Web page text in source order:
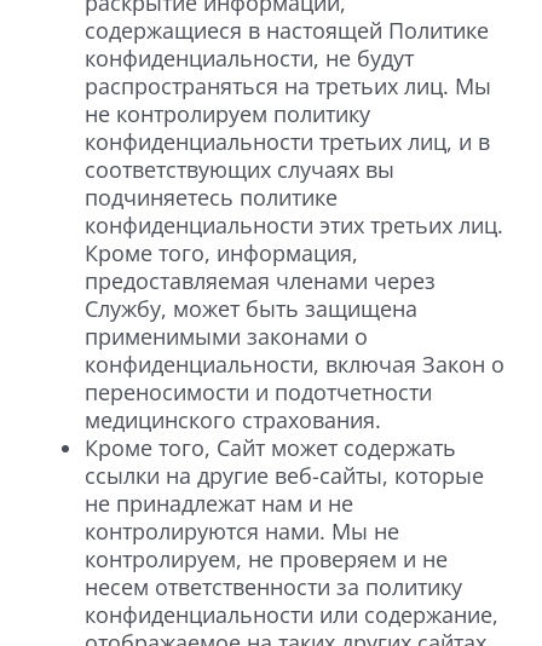
содержащиеся в настоящей Политике
конфиденциальности, не будут
распространяться на третьих лиц. Мы
не контролируем политику
конфиденциальности третьих лиц, и в
соответствующих случаях вы
подчиняетесь политике
конфиденциальности этих третьих лиц.
Кроме того, информация,
предоставляемая членами через
Службу, может быть защищена
применимыми законами о
конфиденциальности, включая Закон о
переносимости и подотчетности
медицинского страхования.
Кроме того, Сайт может содержать
ссылки на другие веб-сайты, которые
не принадлежат нам и не
контролируются нами. Мы не
контролируем, не проверяем и не
несем ответственности за политику
конфиденциальности или содержание,